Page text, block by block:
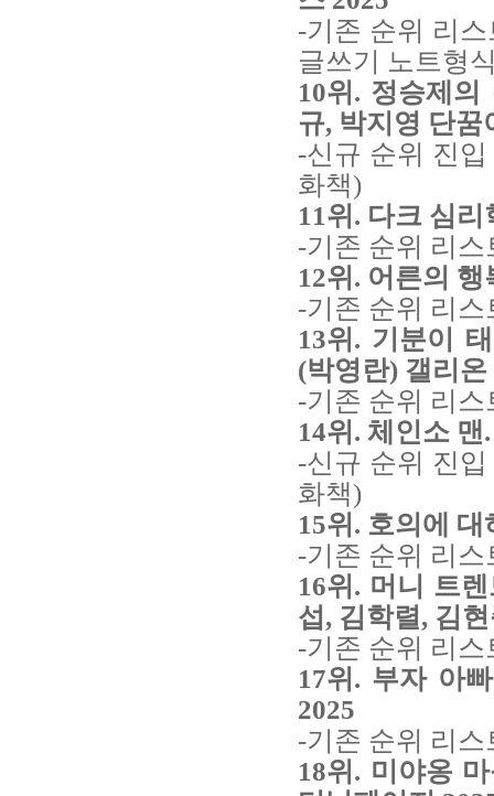
-기존 순위 리
글쓰기 노트형
10위. 정승제
규, 박지영 단꿈
-신규 순위 진
화책)
11위. 다크 심
-기존 순위 리
12위. 어른의
-기존 순위 리
13위. 기분이
(박영란) 갤리온
-기존 순위 리
14위. 체인소
-신규 순위 진
화책)
15위. 호의에
-기존 순위 리
16위. 머니 트
섭, 김학렬, 김
-기존 순위 리
17위. 부자 아
2025
-기존 순위 리
18위. 미야옹